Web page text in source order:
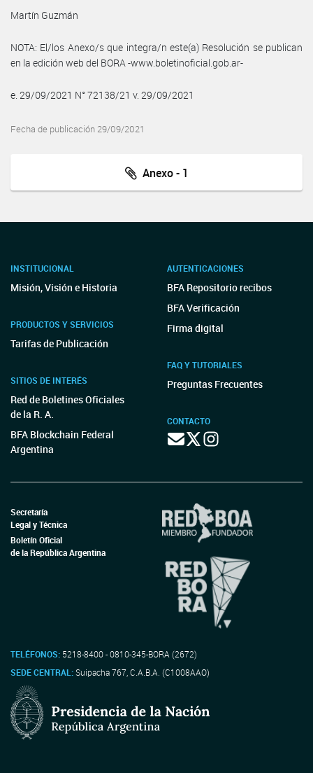
Martín Guzmán
NOTA: El/los Anexo/s que integra/n este(a) Resolución se publican
en la edición web del BORA -www.boletinoficial.gob.ar-
e. 29/09/2021 N° 72138/21 v. 29/09/2021
Fecha de publicación 29/09/2021
Anexo - 1
INSTITUCIONAL
Misión, Visión e Historia
PRODUCTOS Y SERVICIOS
Tarifas de Publicación
SITIOS DE INTERÉS
Red de Boletines Oficiales
de la R. A.
BFA Blockchain Federal
Argentina
AUTENTICACIONES
BFA Repositorio recibos
BFA Verificación
Firma digital
FAQ Y TUTORIALES
Preguntas Frecuentes
CONTACTO
Secretaría
Legal y Técnica
Boletín Oficial
de la República Argentina
TELÉFONOS: 5218-8400 - 0810-345-BORA (2672)
SEDE CENTRAL:Suipacha 767, C.A.B.A. (C1008AAO)